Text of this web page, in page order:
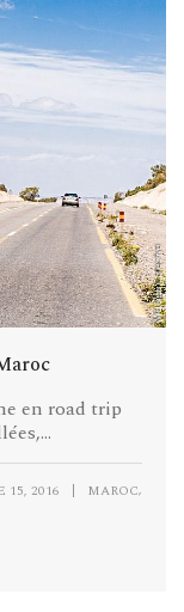
en road trip
15, 2016 | MAROC,